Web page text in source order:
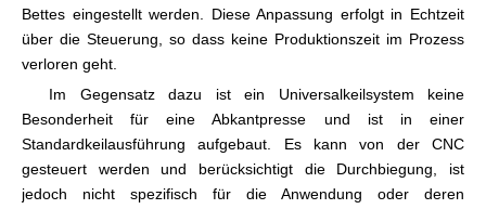
Bettes eingestellt werden. Diese Anpassung erfolgt in Echtzeit
über die Steuerung, so dass keine Produktionszeit im Prozess
verloren geht.
Im Gegensatz dazu ist ein Universalkeilsystem keine
Besonderheit für eine Abkantpresse und ist in einer
Standardkeilausführung aufgebaut. Es kann von der CNC
gesteuert werden und berücksichtigt die Durchbiegung, ist
jedoch nicht spezifisch für die Anwendung oder deren